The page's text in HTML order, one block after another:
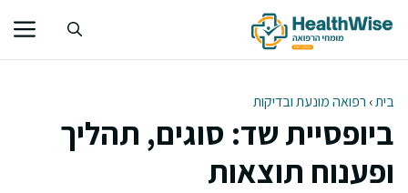
לתוכן
בית› רפואה מונעת ובדיקות
ביופסיית שד: סוגים, תהליך
ופענוח תוצאות